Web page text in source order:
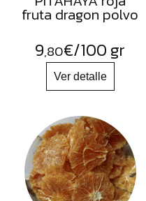
fruta dragon polvo
9,80€/100 gr